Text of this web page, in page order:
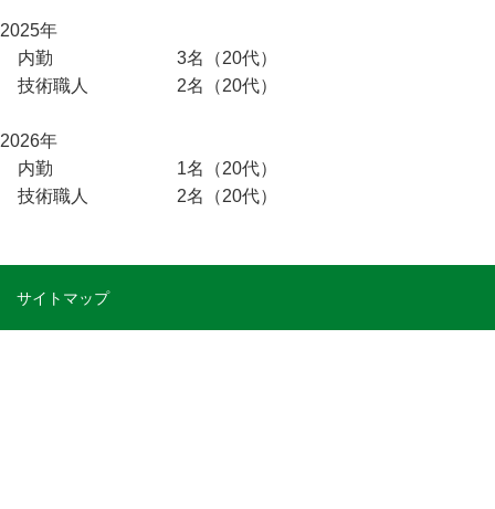
2025年
内勤 3名（20代）
技術職人 2名（20代）
2026年
内勤 1名（20代）
技術職人 2名（20代）
サイトマップ